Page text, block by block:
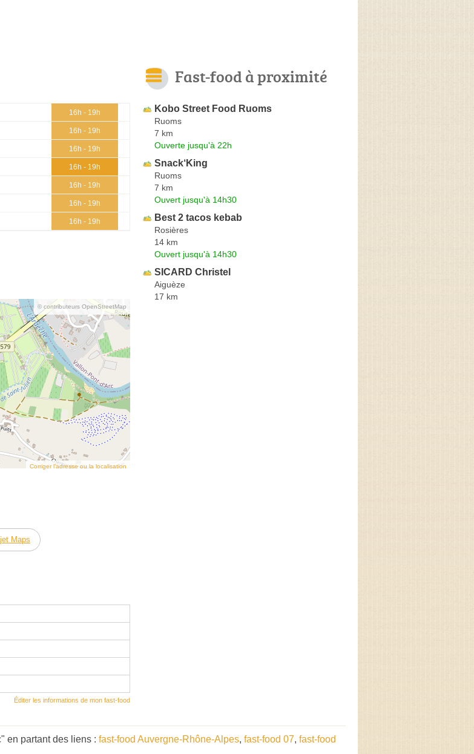
16h - 19h
16h - 19h
16h - 19h
16h - 19h
16h - 19h
16h - 19h
16h - 19h
© contributeurs OpenStreetMap
Corriger l’adresse ou la localisation
Maps
Éditer les informations de mon fast-food
Fast-food à proximité
Kobo Street Food Ruoms
Ruoms
7 km
Ouverte jusqu'à 22h
Snack‘King
Ruoms
7 km
Ouvert jusqu'à 14h30
Best 2 tacos kebab
Rosières
14 km
Ouvert jusqu'à 14h30
SICARD Christel
Aiguèze
17 km
en partant des liens : fast-food Auvergne-Rhône-Alpes, fast-food 07, fast-food